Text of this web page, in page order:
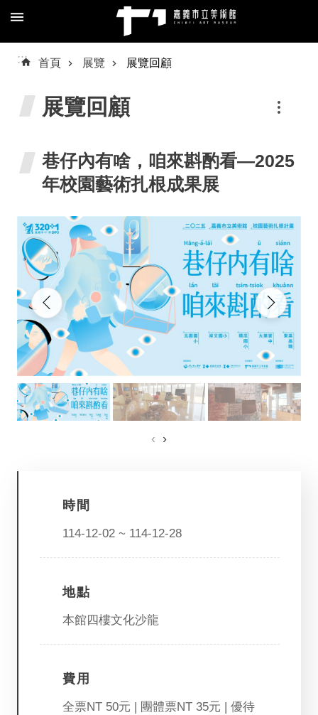
跳到主要內容區塊
進
搜
尋
我
導
覽
參
觀
本
館
活
::: 首頁 展覽 展覽回顧
展覽回顧
巷仔內有啥，咱來斟酌看—2025
年校園藝術扎根成果展
‹ ›
時間
114-12-02 ~ 114-12-28
地點
本館四樓文化沙龍
費用
全票NT 50元 | 團體票NT 35元 | 優待